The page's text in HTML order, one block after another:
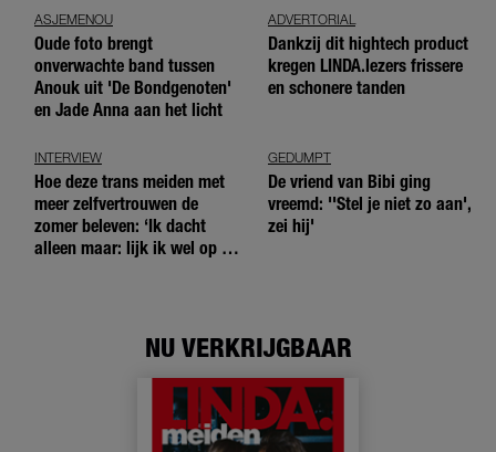
ASJEMENOU
Oude foto brengt
onverwachte band tussen
Anouk uit 'De Bondgenoten'
en Jade Anna aan het licht
ADVERTORIAL
Dankzij dit hightech product
kregen LINDA.lezers frissere
en schonere tanden
INTERVIEW
Hoe deze trans meiden met
meer zelfvertrouwen de
zomer beleven: ‘Ik dacht
alleen maar: lijk ik wel op de
GEDUMPT
De vriend van Bibi ging
vreemd: ''Stel je niet zo aan',
zei hij'
NU VERKRIJGBAAR